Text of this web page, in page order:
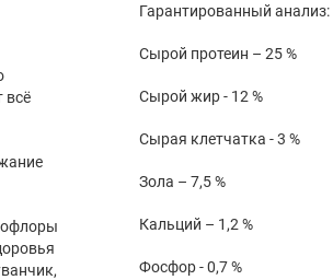
всё
Гарантированный анализ:
Сырой протеин – 25 %
Сырой жир - 12 %
Сырая клетчатка - 3 %
Зола – 7,5 %
Кальций – 1,2 %
Фосфор - 0,7 %